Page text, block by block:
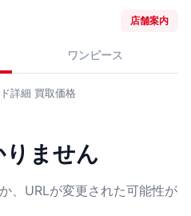
店舗案内
ワンピース
詳細 買取価格
ません
、URLが変更された可能性が